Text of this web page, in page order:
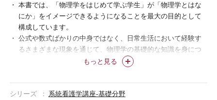
もっと見る
本書では、「物理学をはじめて学ぶ学生」が「物理学とはな
にか」をイメージできるようになることを最大の目的として
構成しています。
公式や数式ばかりの中身ではなく、日常生活において経験す
るさまざまな現象を通じて、物理学の基礎的な知識を身につ
けていくことを目ざしています。
字とはなにか、といったように、物理学に限らず、科学的な
知識や思考の基本となる知識についてもわかりやすく解説し
シリーズ 系統看護学講座-基礎分野